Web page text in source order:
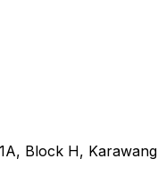
Block H, Karawang